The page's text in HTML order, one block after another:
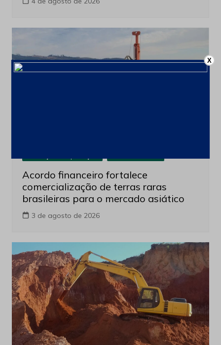
Acordo financeiro fortalece
comercialização de terras raras
brasileiras para o mercado asiático
3 de agosto de 2026
X